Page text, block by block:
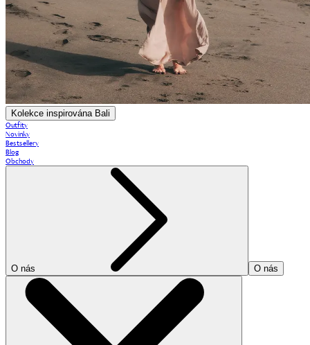
Kolekce inspirována Bali
Outfity
Novinky
Bestsellery
Blog
Obchody
O nás O nás